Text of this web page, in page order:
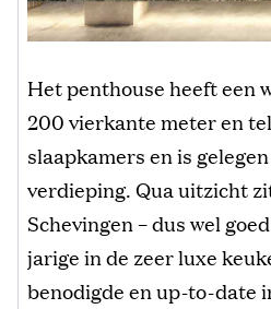
Het penthouse heeft een
200 vierkante meter en
slaapkamers en is gelegen
verdieping. Qua uitzicht
Schevingen – dus wel
jarige in de zeer luxe
benodigde en up-to-date